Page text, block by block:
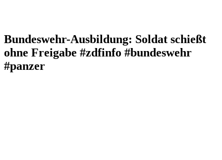
Bundeswehr-Ausbildung: Soldat schießt
ohne Freigabe #zdfinfo #bundeswehr
#panzer